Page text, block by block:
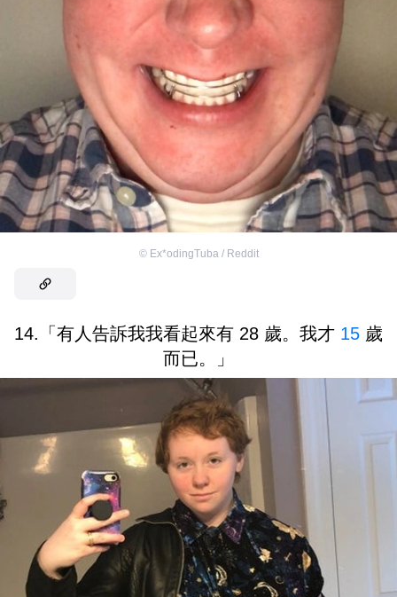
© Ex*odingTuba / Reddit
14.「有人告訴我我看起來有 28 歲。我才 15 歲
而已。」